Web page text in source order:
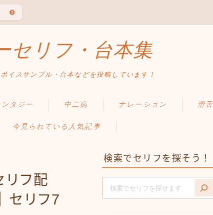
セリフ・台本集
イスサンプル・台本などを投稿しています！
ンタジー 中二病 ナレーション 滑
今見られている人気記事
フ配
セリフ7
検索でセリフを探そう！